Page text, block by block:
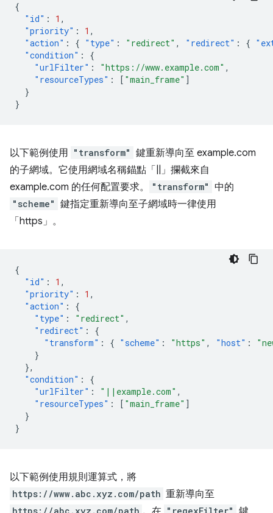
{
"id" : 1 ,
"priority" : 1 ,
"action" : { "type" : "redirect" , "redirect" : {
"condition" :
{
"urlFilter" : "https://www.example.com" ,
"resourceTypes" : [ "main_frame" ]
}
}
以下範例使用 "transform" 鍵重新導向至 example.com
的子網域。它使用網域名稱錨點「||」攔截來自
example.com 的任何配置要求。
"transform" 中的
"scheme" 鍵指定重新導向至子網域時一律使用
「https」。
{
"id" : 1 ,
"priority" : 1 ,
"action" :
{
"type" : "redirect" ,
"redirect" :
{
"transform" : { "scheme" : "https" , "host" :
}
},
"condition" :
{
"urlFilter" : "||example.com" ,
"resourceTypes" : [ "main_frame" ]
}
}
以下範例使用規則運算式，將
https://www.abc.xyz.com/path 重新導向至